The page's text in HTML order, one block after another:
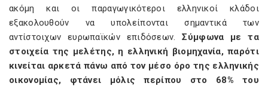
ακόμη και οι παραγωγικότεροι ελληνικοί κλάδοι
εξακολουθούν να υπολείπονται σημαντικά των
αντίστοιχων ευρωπαϊκών επιδόσεων.Σύμφωνα με τα
στοιχεία της μελέτης, η ελληνική βιομηχανία, παρότι
κινείται αρκετά πάνω από τον μέσο όρο της ελληνικής
οικονομίας, φτάνει μόλις περίπου στο 68% του